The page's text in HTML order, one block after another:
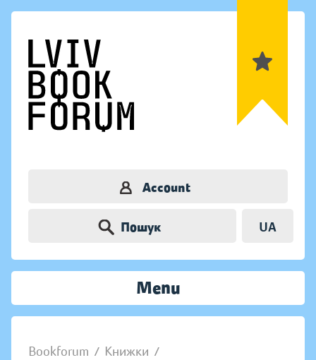
Account
Пошук UA
Menu
Bookforum / Книжки /